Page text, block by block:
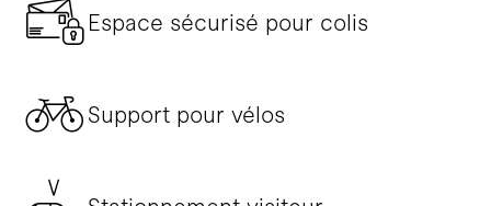
Espace sécurisé pour colis
Support pour vélos